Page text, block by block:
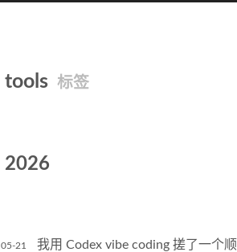
tools 标签
2026
05-21 我用 Codex vibe coding 搓了一个